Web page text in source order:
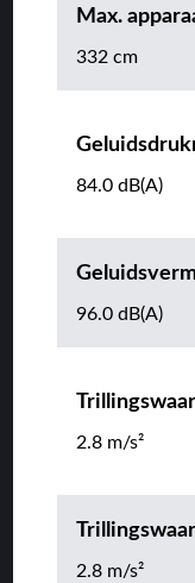
Max.
332 cm
84.0 dB(A)
96.0 dB(A)
2.8 m/s²
2.8 m/s²